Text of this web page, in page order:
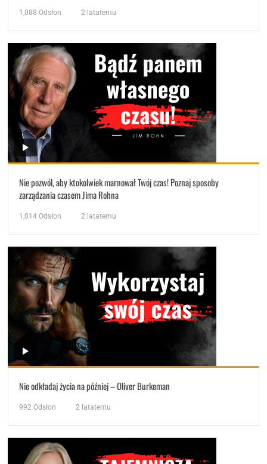
1,088 Odsłon 2 latatemu
Nie pozwól, aby ktokolwiek marnował Twój czas! Poznaj sposoby
zarządzania czasem Jima Rohna
1,014 Odsłon 2 latatemu
Nie odkładaj życia na później – Oliver Burkeman
992 Odsłon 2 latatemu